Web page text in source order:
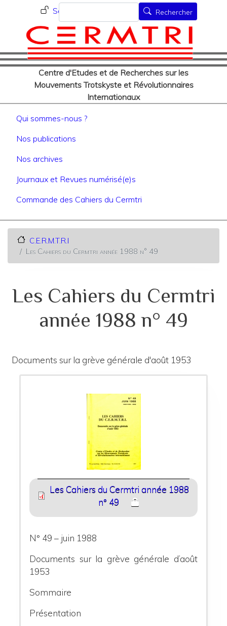
au
contenu
principal
Menu du compte de
Se connecter
Centre d'Etudes et de Recherches sur les
Mouvements Trotskyste et Révolutionnaires
Internationaux
Rechercher Rechercher
Navigation principale
Qui sommes-nous ?
Nos publications
Nos archives
Journaux et Revues numérisé(e)s
Commande des Cahiers du Cermtri
C.E.R.M.T.R.I
Les Cahiers du Cermtri année 1988 n° 49
Les Cahiers du Cermtri
année 1988 n° 49
Documents sur la grève générale d'août 1953
Les Cahiers du Cermtri année 1988
n° 49
N° 49 – juin 1988
Documents sur la grève générale d’août
1953
Sommaire
Présentation